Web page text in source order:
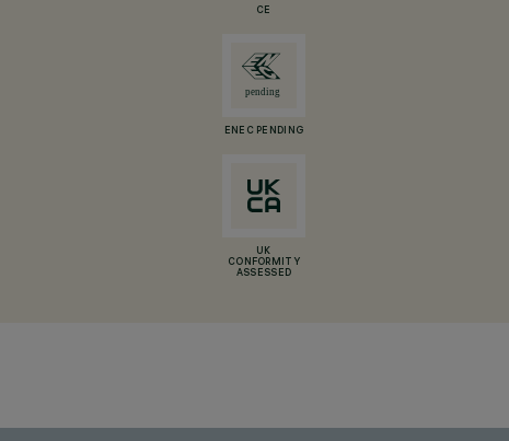
CE
ENEC PENDING
UK
CONFORMITY
ASSESSED